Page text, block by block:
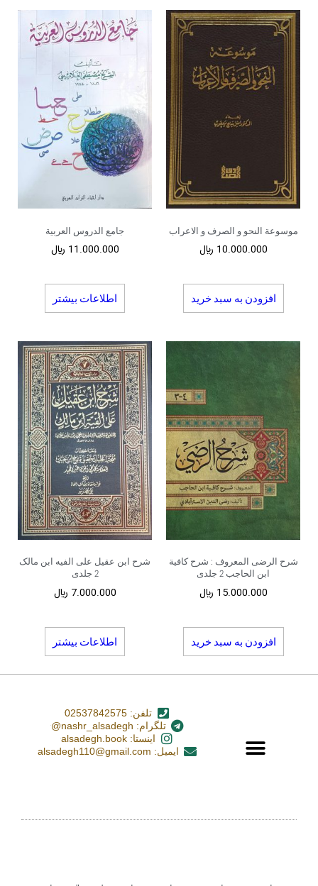
موسوعة النحو و الصرف و الاعراب
10.000.000 ﷼
افزودن به سبد خرید
جامع الدروس العربیة
11.000.000 ﷼
اطلاعات بیشتر
شرح الرضی المعروف : شرح کافیة
ابن الحاجب 2 جلدی
15.000.000 ﷼
افزودن به سبد خرید
شرح ابن عقیل علی الفیه ابن مالک
2 جلدی
7.000.000 ﷼
اطلاعات بیشتر
تلفن: 02537842575
تلگرام: nashr_alsadegh@
اینستا: alsadegh.book
ایمیل: alsadegh110@gmail.com